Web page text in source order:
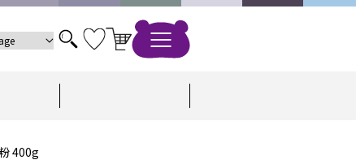
400g